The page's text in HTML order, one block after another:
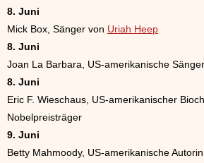
8. Juni
Mick Box, Sänger von Uriah Heep
8. Juni
Joan La Barbara, US-amerikanische
8. Juni
Eric F. Wieschaus, US-amerikanischer
Nobelpreisträger
9. Juni
Betty Mahmoody, US-amerikanische Autorin